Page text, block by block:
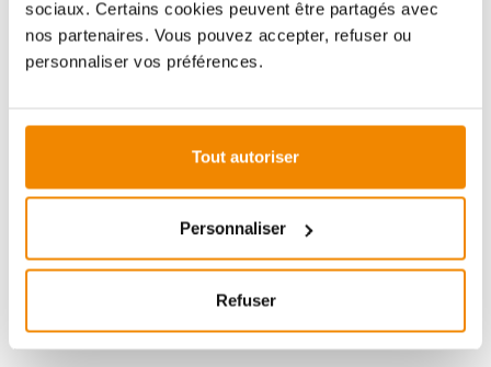
sociaux. Certains cookies peuvent être partagés avec
nos partenaires. Vous pouvez accepter, refuser ou
personnaliser vos préférences.
Tout autoriser
Personnaliser
Refuser
INFORMATIONS IMPORTANTES
Imprimer la fiche article Question sur l’article
ANDERE INTERESSIERTEN SICH AUCH
DAFÜR